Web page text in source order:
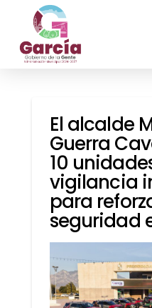
El alcalde
Guerra
10
vigilancia
para
seguridad